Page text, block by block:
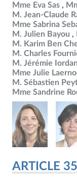
Mme Eva Sas
M. Jean-Claude
Mme Sabrina
M. Julien Bayou
M. Karim Ben
M. Charles
M. Jérémie
Mme Julie
M. Sébastien
Mme Sandrine
ARTICLE